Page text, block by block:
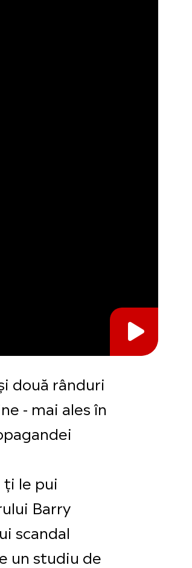
două rânduri
- mai ales în
ți le pui
Barry
scandal
un studiu de